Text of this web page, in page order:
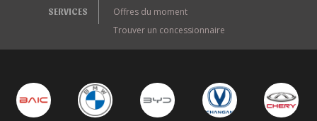
SERVICES
Offres du moment
Trouver un concessionnaire